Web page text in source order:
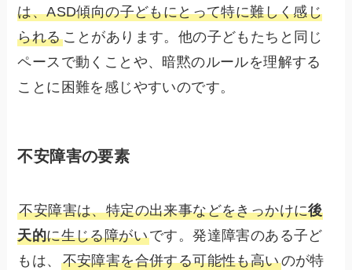
は、ASD傾向の子どもにとって特に難しく感じ
られることがあります。他の子どもたちと同じ
ペースで動くことや、暗黙のルールを理解する
ことに困難を感じやすいのです。
不安障害の要素
不安障害は、特定の出来事などをきっかけに後
天的に生じる障がいです。発達障害のある子ど
もは、 不安障害を合併する可能性も高いのが特